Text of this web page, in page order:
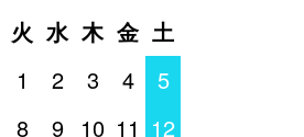
火 水 木 金 土
1
2 3 4
5
8 9 10 11 12